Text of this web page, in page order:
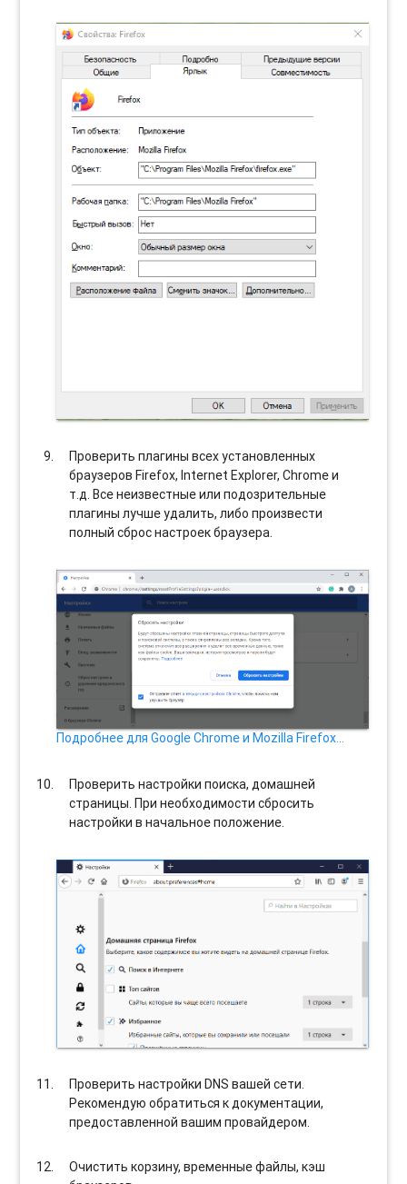
Проверить плагины всех установленных
браузеров Firefox, Internet Explorer, Chrome и
т.д. Все неизвестные или подозрительные
плагины лучше удалить, либо произвести
полный сброс настроек браузера.
Подробнее для Google Chrome и Mozilla Firefox…
Проверить настройки поиска, домашней
страницы. При необходимости сбросить
настройки в начальное положение.
Проверить настройки DNS вашей сети.
Рекомендую обратиться к документации,
предоставленной вашим провайдером.
Очистить корзину, временные файлы, кэш